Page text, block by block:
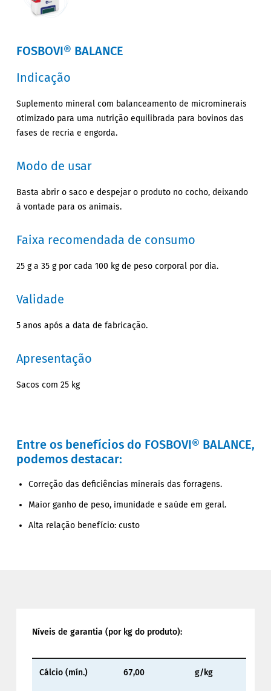
FOSBOVI® BALANCE
Indicação
Suplemento mineral com balanceamento de microminerais
otimizado para uma nutrição equilibrada para bovinos das
fases de recria e engorda.
Modo de usar
Basta abrir o saco e despejar o produto no cocho, deixando
à vontade para os animais.
Faixa recomendada de consumo
25 g a 35 g por cada 100 kg de peso corporal por dia.
Validade
5 anos após a data de fabricação.
Apresentação
Sacos com 25 kg
Entre os benefícios do FOSBOVI® BALANCE,
podemos destacar:
Correção das deficiências minerais das forragens.
Maior ganho de peso, imunidade e saúde em geral.
Alta relação benefício: custo
Níveis de garantia (por kg do produto):
Cálcio (mín.) 67,00 g/kg